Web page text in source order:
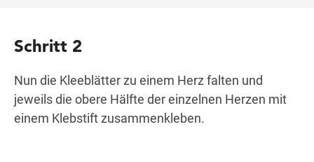
Schritt 2
Nun die Kleeblätter zu einem Herz falten und
jeweils die obere Hälfte der einzelnen Herzen mit
einem Klebstift zusammenkleben.